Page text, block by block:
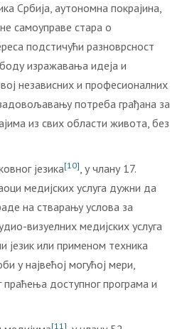
Србија, аутономна покрајина,
самоуправе стара о
подстичући разноврсност
изражавања идеја и
независних и професионалних
потреба грађана за
из свих области живота, без
језика[10], у члану 17.
медијских услуга дужни да
на стварању услова за
визуелних медијских услуга
језик или применом техника
у највећој могућој мери,
доступног програма и
[11]